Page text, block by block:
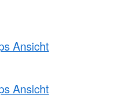
Ansicht
Ansicht